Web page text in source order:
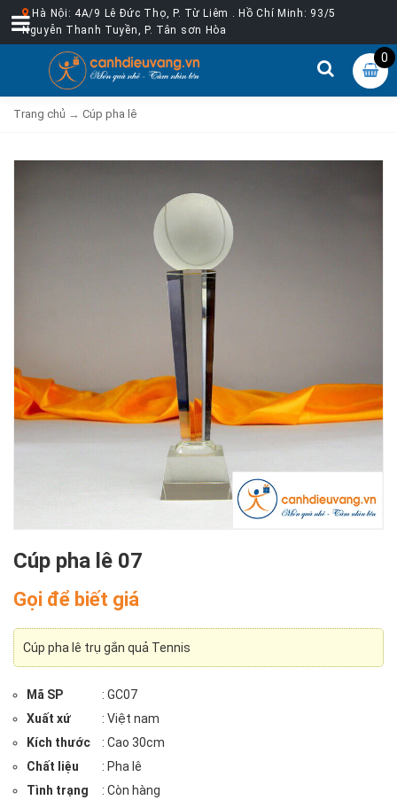
Hà Nội: 4A/9 Lê Đức Thọ, P. Từ Liêm . Hồ Chí Minh: 93/5
Nguyễn Thanh Tuyền, P. Tân sơn Hòa
0
Trang chủ → Cúp pha lê
Cúp pha lê 07
Gọi để biết giá
Cúp pha lê trụ gắn quả Tennis
Mã SP
: GC07
Xuất xứ
: Việt nam
Kích thước
: Cao 30cm
Chất liệu
: Pha lê
Tình trạng
: Còn hàng